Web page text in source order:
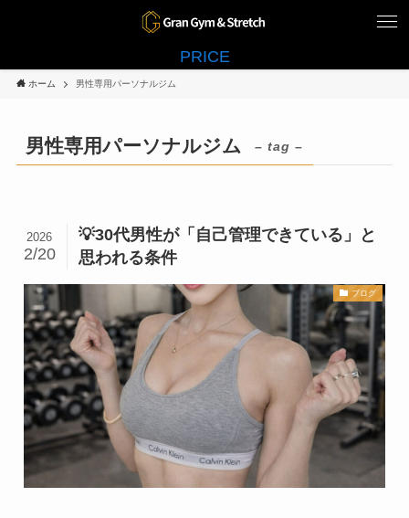
PRICE
ホーム 男性専用パーソナルジム
男性専用パーソナルジム – tag –
💡30代男性が「自己管理できている」と
思われる条件
2026
2/20
ブログ